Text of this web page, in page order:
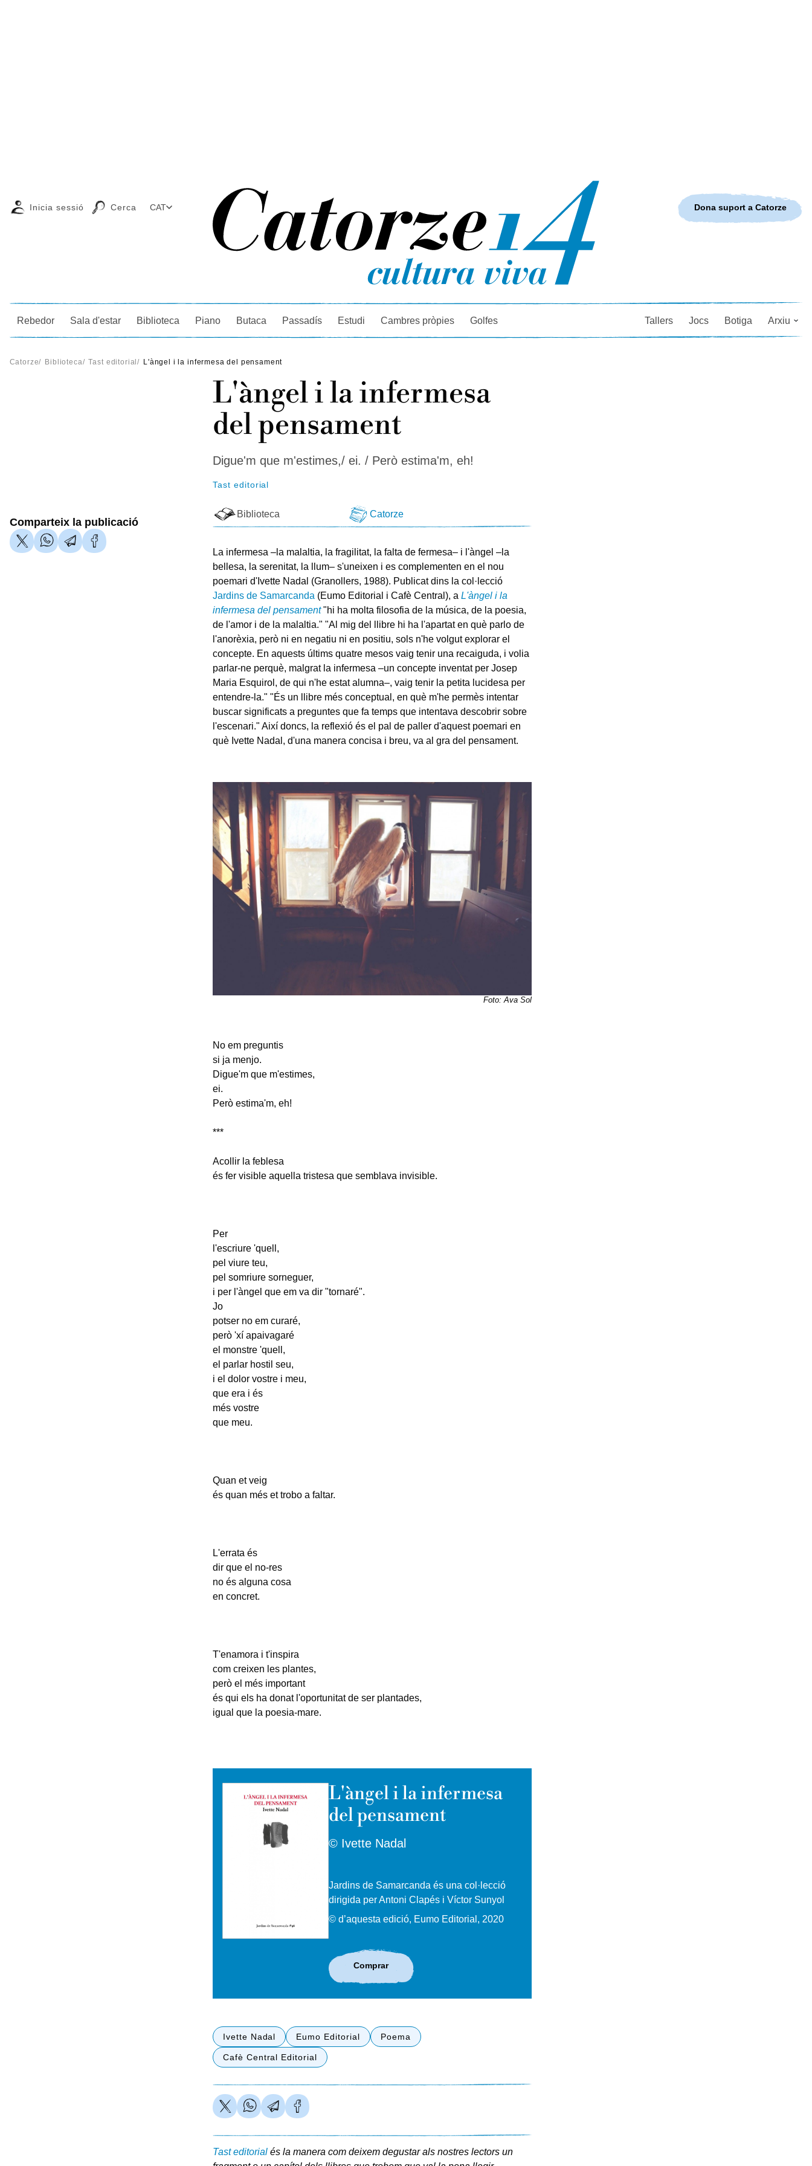
Cercador
Inicia sessió Cerca CAT
Rebedor Sala d'estar Biblioteca Piano Butaca Passadís Estudi Cambres pròpies Golfes Tallers Jocs Botiga Arxiu
Dona suport a Catorze
Catorze/ Biblioteca/ Tast editorial/ L'àngel i la infermesa del pensament
L'àngel i la infermesa
del pensament
Digue'm que m'estimes,/ ei. / Però estima'm, eh!
Tast editorial
Biblioteca Catorze
Comparteix la publicació
La infermesa –la malaltia, la fragilitat, la falta de fermesa– i l'àngel –la
bellesa, la serenitat, la llum– s'uneixen i es complementen en el nou
poemari d'Ivette Nadal (Granollers, 1988). Publicat dins la col·lecció
Jardins de Samarcanda (Eumo Editorial i Cafè Central), a L'àngel i la
infermesa del pensament"hi ha molta filosofia de la música, de la poesia,
de l'amor i de la malaltia." "Al mig del llibre hi ha l'apartat en què parlo de
l'anorèxia, però ni en negatiu ni en positiu, sols n'he volgut explorar el
concepte. En aquests últims quatre mesos vaig tenir una recaiguda, i volia
parlar-ne perquè, malgrat la infermesa –un concepte inventat per Josep
Maria Esquirol, de qui n'he estat alumna–, vaig tenir la petita lucidesa per
entendre-la."​ "És un llibre més conceptual, en què m'he permès intentar
buscar significats a preguntes que fa temps que intentava descobrir sobre
l'escenari." Així doncs, la reflexió és el pal de paller d'aquest poemari en
què Ivette Nadal, d'una manera concisa i breu, va al gra del pensament.
Foto: Ava Sol
No em preguntis
si ja menjo.
Digue'm que m'estimes,
ei.
Però estima'm, eh!
***
Acollir la feblesa
és fer visible aquella tristesa que semblava invisible.
Per
l'escriure 'quell,
pel viure teu,
pel somriure sorneguer,
i per l'àngel que em va dir "tornaré".
Jo
potser no em curaré,
però 'xí apaivagaré
el monstre 'quell,
el parlar hostil seu,
i el dolor vostre i meu,
que era i és
més vostre
que meu.
Quan et veig
és quan més et trobo a faltar.
L'errata és
dir que el no-res
no és alguna cosa
en concret.
T'enamora i t'inspira
com creixen les plantes,
però el més important
és qui els ha donat l'oportunitat de ser plantades,
igual que la poesia-mare.
L'àngel i la infermesa
del pensament
© Ivette Nadal
Jardins de Samarcanda és una col·lecció
dirigida per Antoni Clapés i Víctor Sunyol
© d’aquesta edició, Eumo Editorial, 2020
Comprar
Ivette Nadal Eumo Editorial Poema
Cafè Central Editorial
Tast editorialés la manera com deixem degustar als nostres lectors un